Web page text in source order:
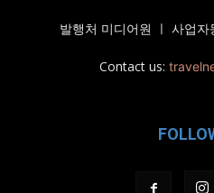
발행처 미디어원 ㅣ 사업
Contact us: